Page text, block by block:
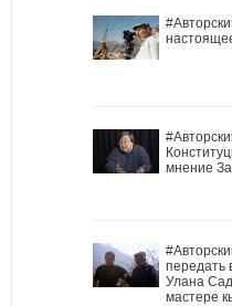
мнение
передать
Улана
мастере